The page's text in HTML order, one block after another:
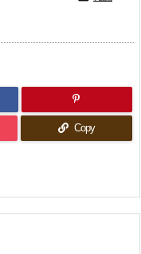
Copy